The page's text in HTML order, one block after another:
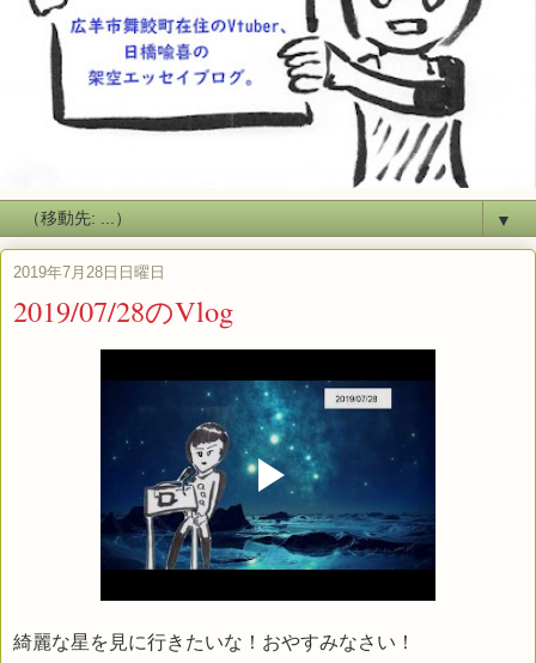
▼
2019年7月28日日曜日
2019/07/28のVlog
綺麗な星を見に行きたいな！おやすみなさい！